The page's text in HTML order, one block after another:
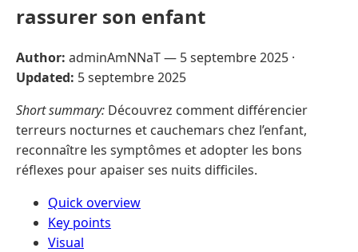
rassurer son enfant
Author: adminAmNNaT — 5 septembre 2025 ·
Updated: 5 septembre 2025
Short summary: Découvrez comment différencier
terreurs nocturnes et cauchemars chez l’enfant,
reconnaître les symptômes et adopter les bons
réflexes pour apaiser ses nuits difficiles.
Quick overview
Key points
Visual